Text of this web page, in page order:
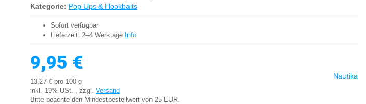
Kategorie: Pop Ups & Hookbaits
Sofort verfügbar
Lieferzeit: 2–4 Werktage Info
9,95 €
13,27 € pro 100 g
inkl. 19% USt. , zzgl. Versand
Bitte beachte den Mindestbestellwert von 25 EUR.
Nautika